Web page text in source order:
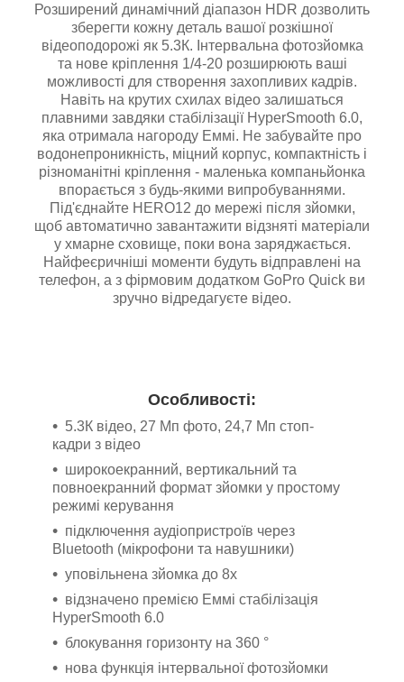
Розширений динамічний діапазон HDR дозволить
зберегти кожну деталь вашої розкішної
відеоподорожі як 5.3К. Інтервальна фотозйомка
та нове кріплення 1/4-20 розширюють ваші
можливості для створення захопливих кадрів.
Навіть на крутих схилах відео залишаться
плавними завдяки стабілізації HyperSmooth 6.0,
яка отримала нагороду Еммі. Не забувайте про
водонепроникність, міцний корпус, компактність і
різноманітні кріплення - маленька компаньйонка
впорається з будь-якими випробуваннями.
Під'єднайте HERO12 до мережі після зйомки,
щоб автоматично завантажити відзняті матеріали
у хмарне сховище, поки вона заряджається.
Найфеєричніші моменти будуть відправлені на
телефон, а з фірмовим додатком GoPro Quick ви
зручно відредагуєте відео.
Особливості:
5.3К відео, 27 Мп фото, 24,7 Мп стоп-
кадри з відео
широкоекранний, вертикальний та
повноекранний формат зйомки у простому
режимі керування
підключення аудіопристроїв через
Bluetooth (мікрофони та навушники)
уповільнена зйомка до 8х
відзначено премією Еммі стабілізація
HyperSmooth 6.0
блокування горизонту на 360 °
нова функція інтервальної фотозйомки